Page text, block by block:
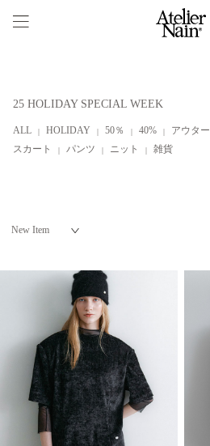
25 HOLIDAY SPECIAL WEEK
ALL HOLIDAY 50％ 40% アウター
スカート
パンツ ニット 雑貨